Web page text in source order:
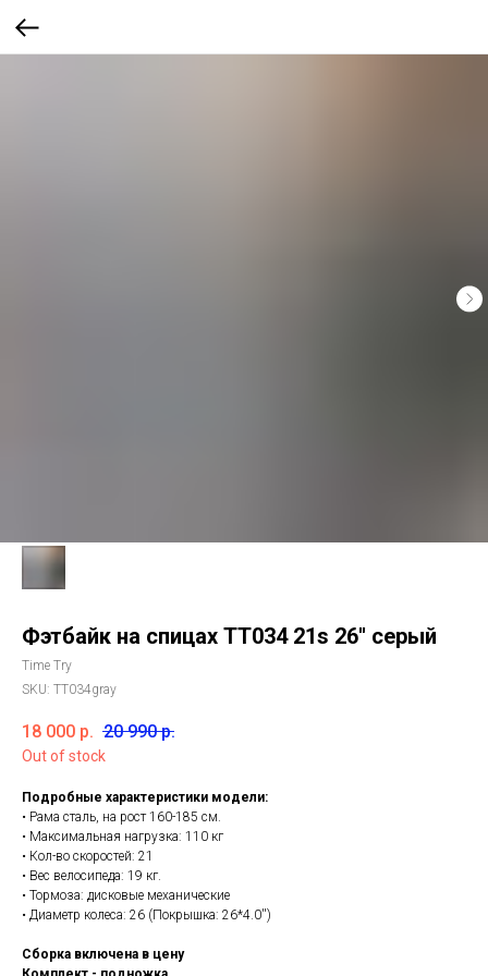
Фэтбайк на спицах ТТ034 21s 26'' серый
Time Try
SKU: TT034gray
18 000 р. 20 990 р.
Out of stock
Подробные характеристики модели:
• Рама сталь, на рост 160-185 см.
• Максимальная нагрузка: 110 кг
• Кол-во скоростей: 21
• Вес велосипеда: 19 кг.
• Тормоза: дисковые механические
• Диаметр колеса: 26 (Покрышка: 26*4.0'')
Сборка включена в цену